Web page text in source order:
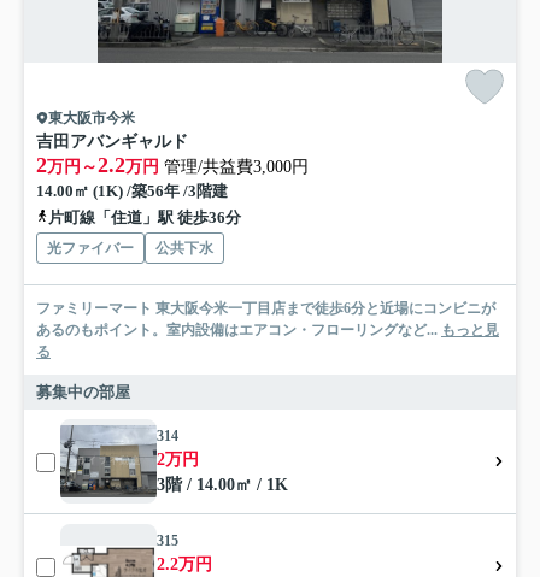
東大阪市今米
吉田アバンギャルド
2万円～2.2万円 管理/共益費3,000円
14.00㎡ (1K) /築56年 /3階建
片町線「住道」駅 徒歩36分
光ファイバー 公共下水
ファミリーマート 東大阪今米一丁目店まで徒歩6分と近場にコンビニが
あるのもポイント。室内設備はエアコン・フローリングなど... もっと見
る
募集中の部屋
314
2万円
3階 / 14.00㎡ / 1K
315
2.2万円